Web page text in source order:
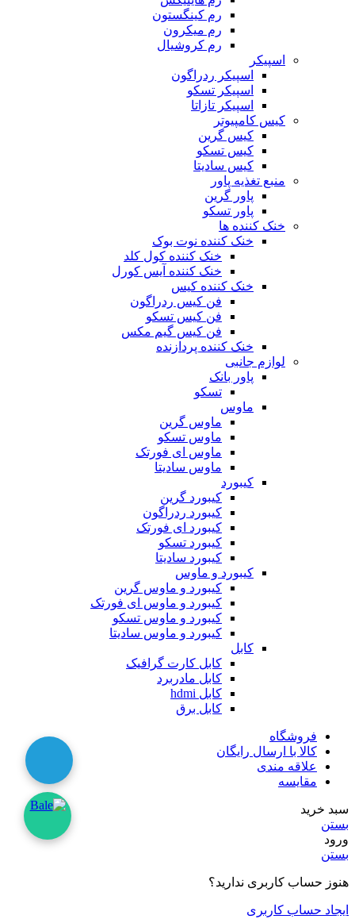
رم کینگستون
رم میکرون
رم کروشیال
اسپیکر
اسپیکر ردراگون
اسپیکر تسکو
اسپیکر تازاتا
کیس کامپیوتر
کیس گرین
کیس تسکو
کیس سادیتا
منبع تغذیه‌ پاور
پاور گرین
پاور تسکو
خنک کننده ها
خنک کننده نوت بوک
خنک کننده کول کلد
خنک کننده آیس کورل
خنک کننده کیس
فن کیس ردراگون
فن کیس تسکو
فن کیس گیم مکس
خنک کننده پردازنده
لوازم جانبی
پاور بانک
تسکو
ماوس
ماوس گرین
ماوس تسکو
ماوس ای فورتک
ماوس سادیتا
کیبورد
کیبورد گرین
کیبورد ردراگون
کیبورد ای فورتک
کیبورد تسکو
کیبورد سادیتا
کیبورد و ماوس
کیبورد و ماوس گرین
کیبورد و ماوس ای فورتک
کیبورد و ماوس تسکو
کیبورد و ماوس سادیتا
کابل
کابل کارت گرافیک
کابل مادربرد
کابل hdmi
کابل برق
فروشگاه
کالا با ارسال رایگان
علاقه مندی
مقایسه
سبد خرید
بستن
ورود
بستن
هنوز حساب کاربری ندارید؟
ایجاد حساب کاربری